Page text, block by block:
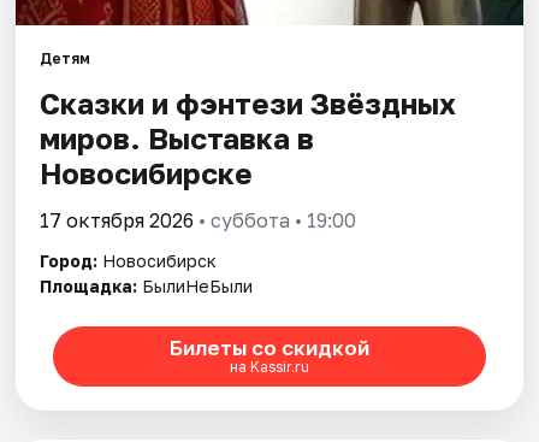
Детям
Сказки и фэнтези Звёздных
миров. Выставка в
Новосибирске
17 октября 2026 • суббота • 19:00
Город: Новосибирск
Площадка: БылиНеБыли
Билеты со скидкой
на Kassir.ru